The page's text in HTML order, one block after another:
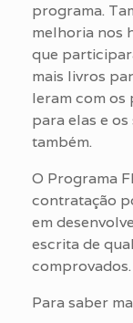
programa.
melhoria nos
que
mais livros
leram com os
para elas e
também.
O Programa
contratação
em
escrita de
comprovados.
Para saber